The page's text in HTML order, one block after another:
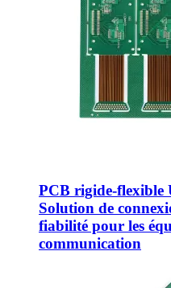
PCB rigide-flexible
Solution de
fiabilité pour les
communication